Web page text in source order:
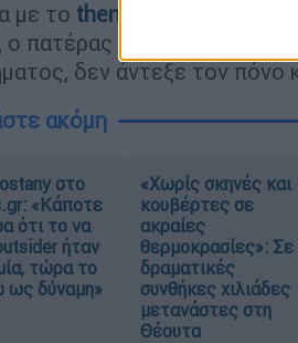
με το thenewspaper.gr,
η
ο πατέρας του 31χρονου
δεν άντεξε τον πόνο
ακόμη
στο
«Κάποτε
ότι το να
ήταν
τώρα το
ως δύναμη»
«Χωρίς σκηνές και
κουβέρτες σε
ακραίες
θερμοκρασίες»: Σε
δραματικές
συνθήκες χιλιάδες
μετανάστες στη
Θέουτα